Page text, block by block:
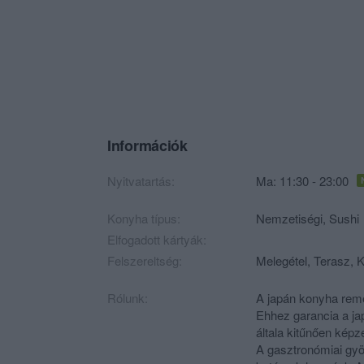
Információk
Nyitvatartás: Ma: 11:30 - 23:00
Konyha típus: Nemzetiségi, Sushi
Elfogadott kártyák:
Felszereltség:
Melegétel, Terasz,
Rólunk:
A japán konyha
Ehhez garancia a
általa kitűnően
A gasztronómiai